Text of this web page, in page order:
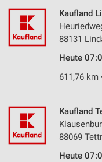
Kaufland
88131
Heute
611,76 km
Kaufland
88069
Heute